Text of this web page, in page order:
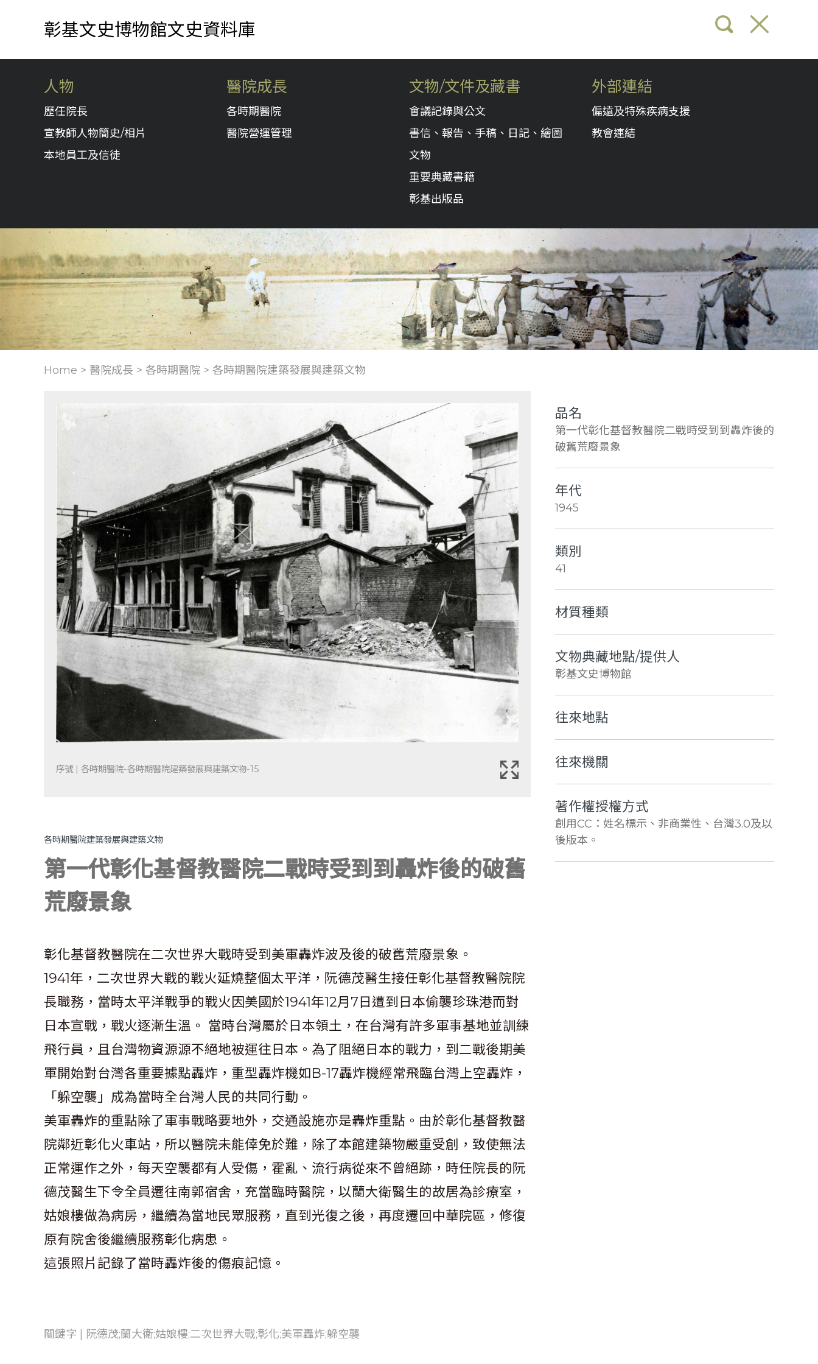
彰基文史博物館文史資料庫
人物
歷任院長
宣教師人物簡史/相片
本地員工及信徒
醫院成長
各時期醫院
醫院營運管理
文物/文件及藏書
會議記錄與公文
書信、報告、手稿、日記、繪圖
文物
重要典藏書籍
彰基出版品
外部連結
偏遠及特殊疾病支援
教會連結
Home > 醫院成長 > 各時期醫院 > 各時期醫院建築發展與建築文物
序號 | 各時期醫院-各時期醫院建築發展與建築文物-15
各時期醫院建築發展與建築文物
第一代彰化基督教醫院二戰時受到到轟炸後的破舊
荒廢景象
彰化基督教醫院在二次世界大戰時受到美軍轟炸波及後的破舊荒廢景象。
1941年，二次世界大戰的戰火延燒整個太平洋，阮德茂醫生接任彰化基督教醫院院
長職務，當時太平洋戰爭的戰火因美國於1941年12月7日遭到日本偷襲珍珠港而對
日本宣戰，戰火逐漸生溫。 當時台灣屬於日本領土，在台灣有許多軍事基地並訓練
飛行員，且台灣物資源源不絕地被運往日本。為了阻絕日本的戰力，到二戰後期美
軍開始對台灣各重要據點轟炸，重型轟炸機如B-17轟炸機經常飛臨台灣上空轟炸，
「躲空襲」成為當時全台灣人民的共同行動。
美軍轟炸的重點除了軍事戰略要地外，交通設施亦是轟炸重點。由於彰化基督教醫
院鄰近彰化火車站，所以醫院未能倖免於難，除了本館建築物嚴重受創，致使無法
正常運作之外，每天空襲都有人受傷，霍亂、流行病從來不曾絕跡，時任院長的阮
德茂醫生下令全員遷往南郭宿舍，充當臨時醫院，以蘭大衛醫生的故居為診療室，
姑娘樓做為病房，繼續為當地民眾服務，直到光復之後，再度遷回中華院區，修復
原有院舍後繼續服務彰化病患。
這張照片記錄了當時轟炸後的傷痕記憶。
關鍵字 | 阮德茂;蘭大衛;姑娘樓;二次世界大戰;彰化;美軍轟炸;躲空襲
品名
第一代彰化基督教醫院二戰時受到到轟炸後的
破舊荒廢景象
年代
1945
類別
41
材質種類
文物典藏地點/提供人
彰基文史博物館
往來地點
往來機關
著作權授權方式
創用CC：姓名標示、非商業性、台灣3.0及以
後版本。